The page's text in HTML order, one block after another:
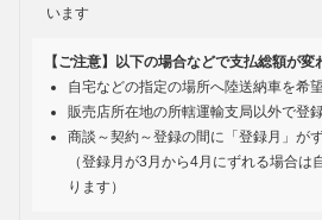
います
【ご注意】以下の場合などで支払総額が変
自宅などの指定の場所へ陸送納車を希
販売店所在地の所轄運輸支局以外で登
商談～契約～登録の間に「登録月」が
（登録月が3月から4月にずれる場合は
ります）